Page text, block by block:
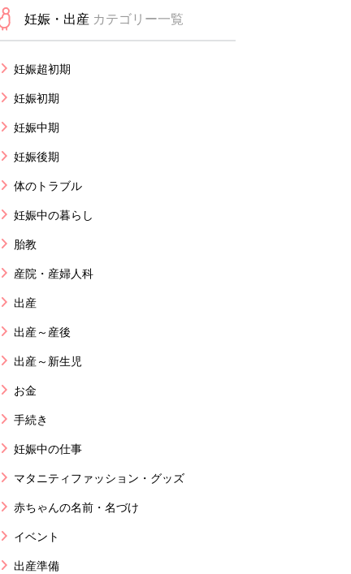
妊娠・出産 カテゴリー一覧
妊娠超初期
妊娠初期
妊娠中期
妊娠後期
体のトラブル
妊娠中の暮らし
胎教
産院・産婦人科
出産
出産～産後
出産～新生児
お金
手続き
妊娠中の仕事
マタニティファッション・グッズ
赤ちゃんの名前・名づけ
イベント
出産準備